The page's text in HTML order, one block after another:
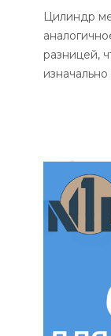
Цилиндр
разницей,